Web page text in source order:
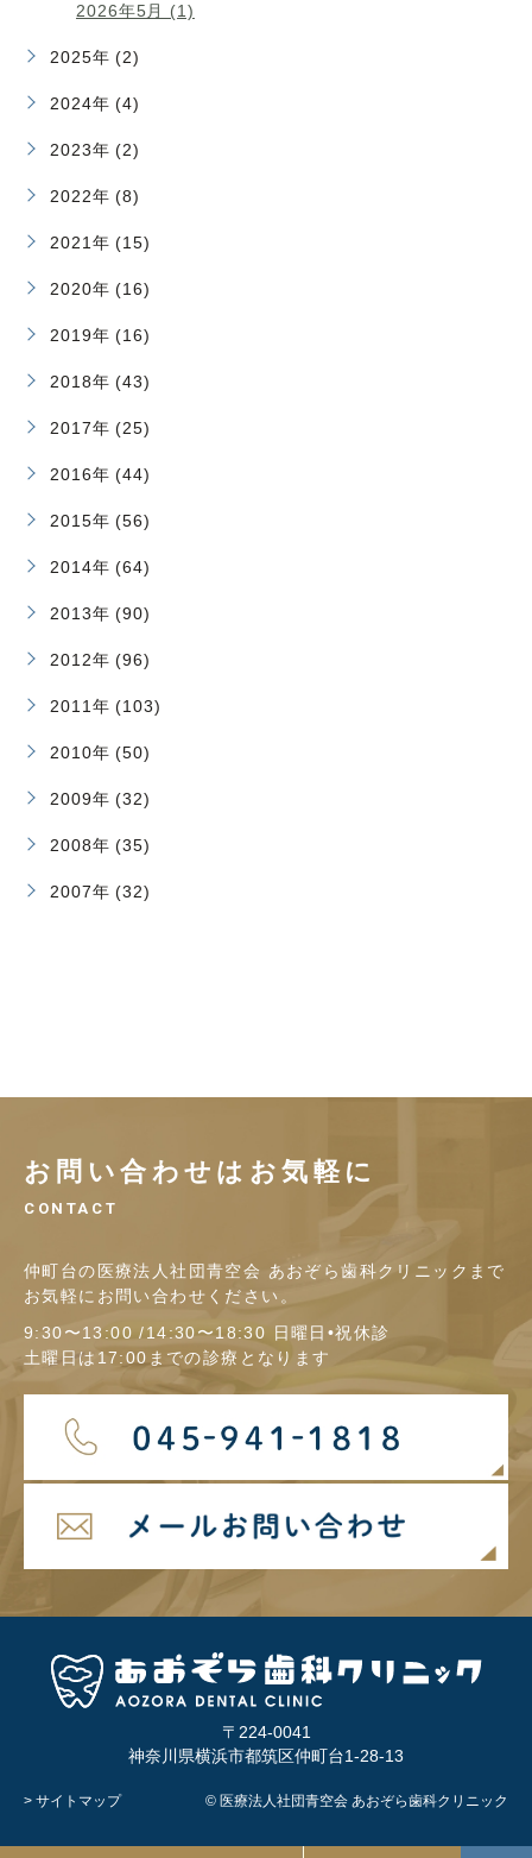
2026年5月 (1)
2025年 (2)
2024年 (4)
2023年 (2)
2022年 (8)
2021年 (15)
2020年 (16)
2019年 (16)
2018年 (43)
2017年 (25)
2016年 (44)
2015年 (56)
2014年 (64)
2013年 (90)
2012年 (96)
2011年 (103)
2010年 (50)
2009年 (32)
2008年 (35)
2007年 (32)
お問い合わせはお気軽に
CONTACT
仲町台の医療法人社団青空会 あおぞら歯科クリニックまで
お気軽にお問い合わせください。
9:30〜13:00 /14:30〜18:30 日曜日•祝休診
土曜日は17:00までの診療となります
〒224-0041
神奈川県横浜市都筑区仲町台1-28-13
> サイトマップ © 医療法人社団青空会 あおぞら歯科クリニック